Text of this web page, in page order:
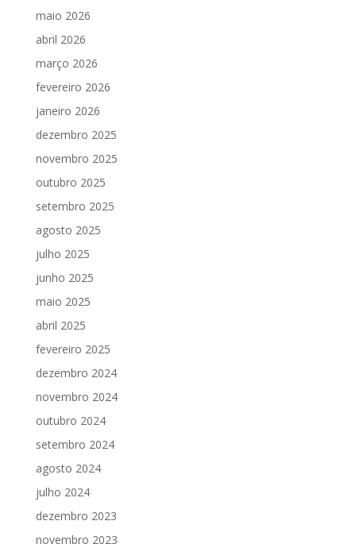
maio 2026
abril 2026
março 2026
fevereiro 2026
janeiro 2026
dezembro 2025
novembro 2025
outubro 2025
setembro 2025
agosto 2025
julho 2025
junho 2025
maio 2025
abril 2025
fevereiro 2025
dezembro 2024
novembro 2024
outubro 2024
setembro 2024
agosto 2024
julho 2024
dezembro 2023
novembro 2023